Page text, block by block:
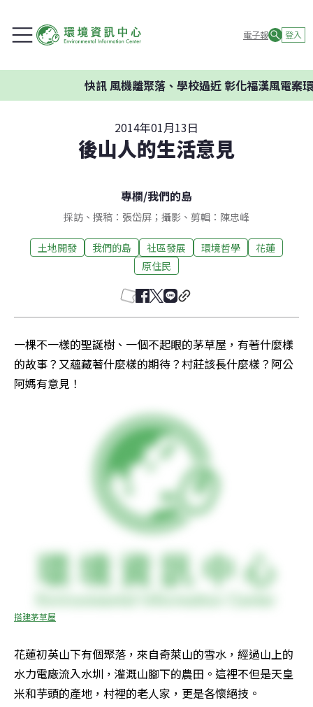
電子報 登入
風機離聚落、學校過近 彰化福漢風電案環委建
2014年01月13日
後山人的生活意見
專欄/我們的島
採訪、撰稿：張岱屏；攝影、剪輯：陳忠峰
土地開發 我們的島 社區發展 環境哲學
花蓮
原住民
一棵不一樣的聖誕樹、一個不起眼的茅草屋，有著什麼樣
的故事？又蘊藏著什麼樣的期待？村莊該長什麼樣？阿公
阿媽有意見！
搭建茅草屋
花蓮初英山下有個聚落，來自奇萊山的雪水，經過山上的
水力電廠流入水圳，灌溉山腳下的農田。這裡不但是天皇
米和芋頭的產地，村裡的老人家，更是各懷絕技。